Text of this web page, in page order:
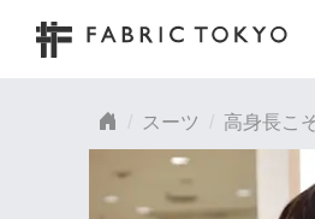
スーツ 高身長こ